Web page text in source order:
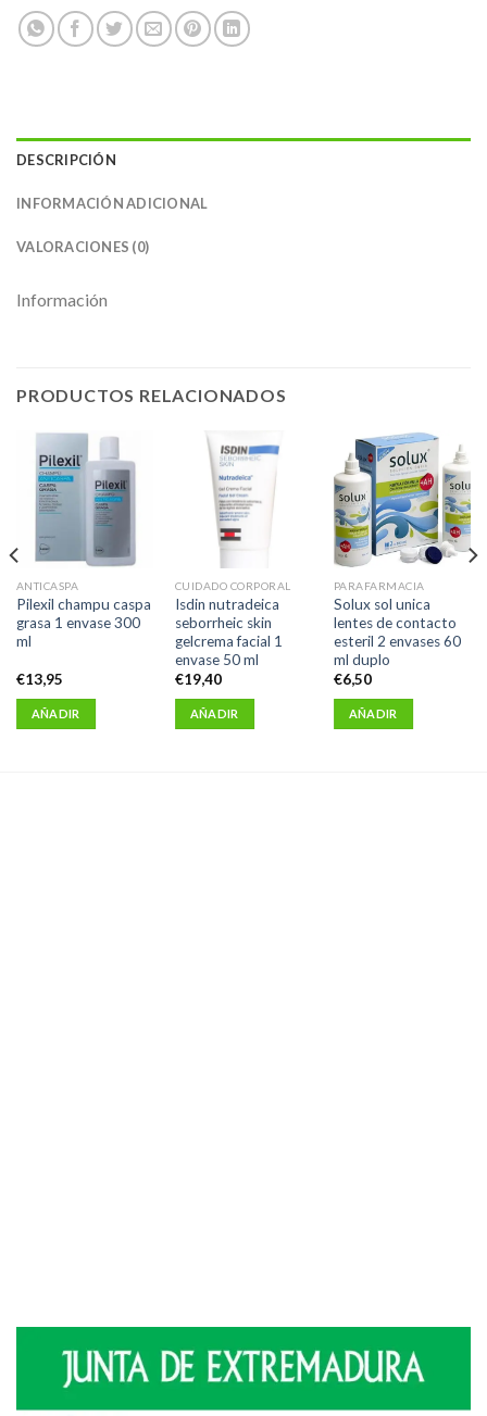
DESCRIPCIÓN
INFORMACIÓN ADICIONAL
VALORACIONES (0)
Información
PRODUCTOS RELACIONADOS
ANTICASPA
Pilexil champu caspa
grasa 1 envase 300
ml
€13,95
AÑADIR
CUIDADO CORPORAL
Isdin nutradeica
seborrheic skin
gelcrema facial 1
envase 50 ml
€19,40
AÑADIR
PARAFARMACIA
Solux sol unica
lentes de contacto
esteril 2 envases 60
ml duplo
€6,50
AÑADIR